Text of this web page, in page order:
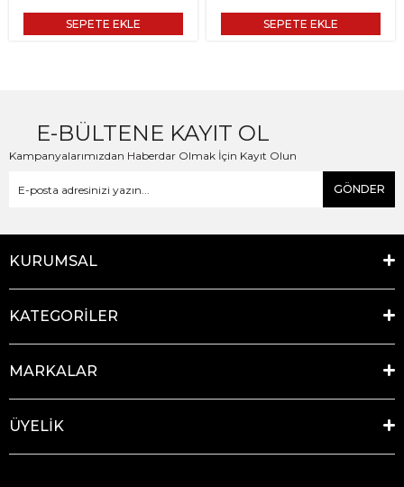
SEPETE EKLE SEPETE EKLE
E-BÜLTENE KAYIT OL
Kampanyalarımızdan Haberdar Olmak İçin Kayıt Olun
GÖNDER
KURUMSAL
KATEGORİLER
MARKALAR
ÜYELİK